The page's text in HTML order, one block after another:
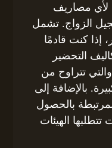
لأي مصاريف
الزواج. تشمل
إذا كنت قادمًا
التحضير
تتراوح من
بالإضافة إلى
بالحصول
الهيئات